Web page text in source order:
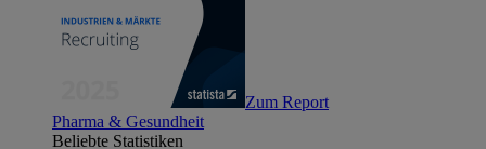
Zum Report
Pharma & Gesundheit
Beliebte Statistiken